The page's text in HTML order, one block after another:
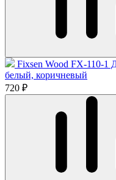
Fixsen Wood FX-110-1
белый, коричневый
720 ₽